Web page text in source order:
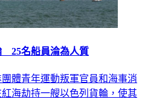
25名船員淪為人質
體青年運動叛軍官員和海事消
海劫持一艘以色列貨輪，使其